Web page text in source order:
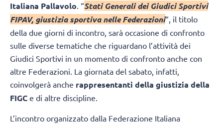
Italiana Pallavolo. “Stati Generali dei Giudici Sportivi
FIPAV, giustizia sportiva nelle Federazioni“, il titolo
della due giorni di incontro, sarà occasione di confronto
sulle diverse tematiche che riguardano l’attività dei
Giudici Sportivi in un momento di confronto anche con
altre Federazioni. La giornata del sabato, infatti,
coinvolgerà anche rappresentanti della giustizia della
FIGC e di altre discipline.
L’incontro organizzato dalla Federazione Italiana